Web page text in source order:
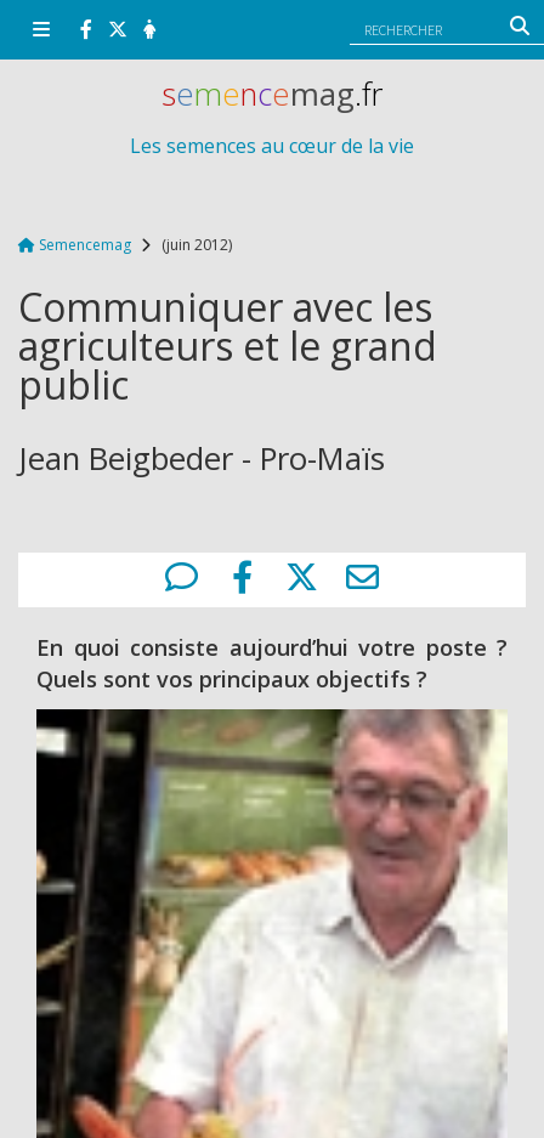
Semencemag (juin 2012)
Communiquer avec les
agriculteurs et le grand
public
Jean Beigbeder - Pro-Maïs
En quoi consiste aujourd’hui votre poste ?
Quels sont vos principaux objectifs ?
semencemag.fr
Les semences au cœur de la vie
Panneau de gestion des cookies